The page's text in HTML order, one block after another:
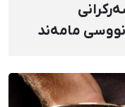
مامەند